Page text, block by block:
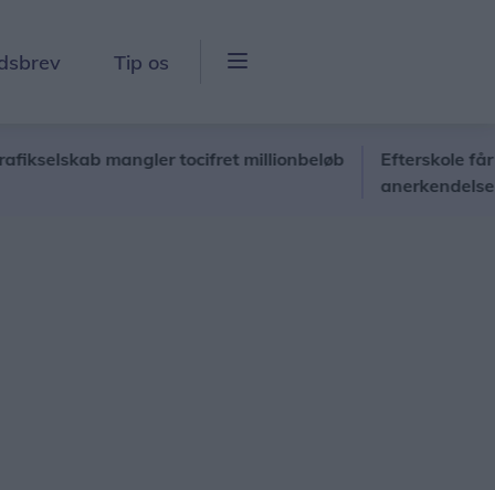
Tip os
mangler tocifret millionbeløb
Efterskole får stor
anerkendelse